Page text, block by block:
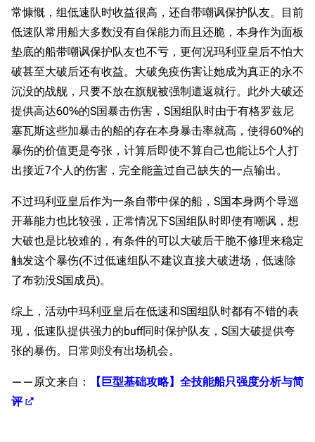
常慷慨，组低速队时收益很高，还自带嘲讽保护队友。目前
低速队常用船大多数没有自保能力而且还脆，本身作为面板
垫底的船带嘲讽保护队友也不亏，更何况玛利亚皇后不怕大
破甚至大破后还有收益。大破免疫伤害让她成为真正的永不
沉没的战舰，只要不放在旗舰被强制遣返就行。此外大破还
提供高达60%的S国暴击伤害，S国组队时由于有格罗兹尼
塞瓦斯这些加暴击的船的存在本身暴击率就高，使得60%的
暴伤的价值更是夸张，计算后即使不算自己也能让5个人打
出接近7个人的伤害，完全能盖过自己缺失的一点输出。
不过玛利亚皇后作为一条自带中保的船，S国本身两个导巡
开幕能力也比较强，正常情况下S国组队时即使有嘲讽，想
大破也是比较难的，有条件的可以大破后干脆不修理来稳定
触发这个暴伤(不过低速组队不建议直接大破进场，低速除
了布勃没S国成员)。
综上，活动中玛利亚皇后在低速和S国组队时都有不错的表
现，低速队提供强力的buff同时保护队友，S国大破提供夸
张的暴伤。日常则没有出场机会。
——原文来自：
【巨型基础攻略】全技能船只强度分析与简
评